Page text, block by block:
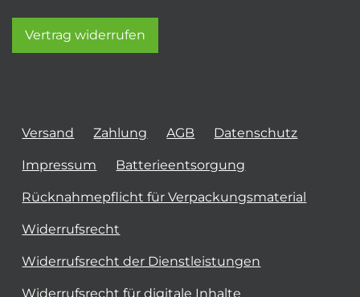
Vertrag widerrufen
Versand Zahlung AGB Datenschutz
Impressum Batterieentsorgung
Rücknahmepflicht für Verpackungsmaterial
Widerrufsrecht
Widerrufsrecht der Dienstleistungen
Widerrufsrecht für digitale Inhalte